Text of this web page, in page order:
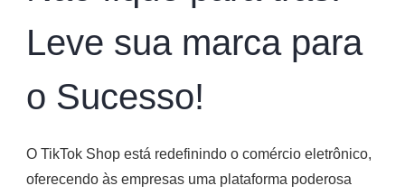
Leve sua marca para
o Sucesso!
O TikTok Shop está redefinindo o comércio eletrônico,
oferecendo às empresas uma plataforma poderosa